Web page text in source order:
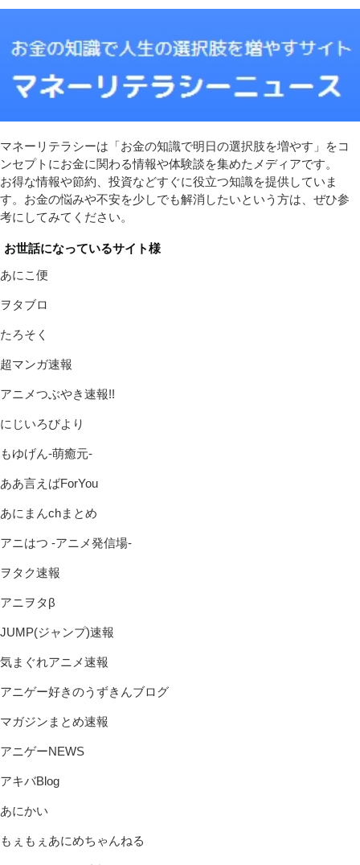
マネーリテラシーは「お金の知識で明日の選択肢を増やす」をコ
ンセプトにお金に関わる情報や体験談を集めたメディアです。
お得な情報や節約、投資などすぐに役立つ知識を提供していま
す。お金の悩みや不安を少しでも解消したいという方は、ぜひ参
考にしてみてください。
お世話になっているサイト様
あにこ便
ヲタブロ
たろそく
超マンガ速報
アニメつぶやき速報!!
にじいろびより
もゆげん-萌癒元-
ああ言えばForYou
あにまんchまとめ
アニはつ -アニメ発信場-
ヲタク速報
アニヲタβ
JUMP(ジャンプ)速報
気まぐれアニメ速報
アニゲー好きのうずきんブログ
マガジンまとめ速報
アニゲーNEWS
アキバBlog
あにかい
もぇもぇあにめちゃんねる